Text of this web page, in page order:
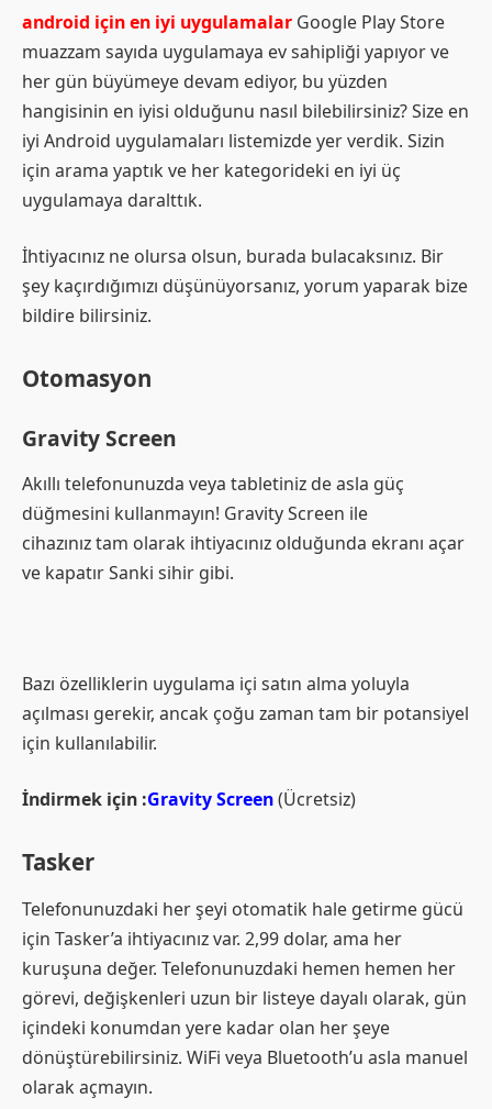
android için en iyi uygulamalar Google Play Store
muazzam sayıda uygulamaya ev sahipliği yapıyor ve
her gün büyümeye devam ediyor, bu yüzden
hangisinin en iyisi olduğunu nasıl bilebilirsiniz? Size en
iyi Android uygulamaları listemizde yer verdik. Sizin
için arama yaptık ve her kategorideki en iyi üç
uygulamaya daralttık.
İhtiyacınız ne olursa olsun, burada bulacaksınız. Bir
şey kaçırdığımızı düşünüyorsanız, yorum yaparak bize
bildire bilirsiniz.
Otomasyon
Gravity Screen
Akıllı telefonunuzda veya tabletiniz de asla güç
düğmesini kullanmayın! Gravity Screen ile
cihazınız tam olarak ihtiyacınız olduğunda ekranı açar
ve kapatır Sanki sihir gibi.
Bazı özelliklerin uygulama içi satın alma yoluyla
açılması gerekir, ancak çoğu zaman tam bir potansiyel
için kullanılabilir.
İndirmek için :Gravity Screen(Ücretsiz)
Tasker
Telefonunuzdaki her şeyi otomatik hale getirme gücü
için Tasker’a ihtiyacınız var. 2,99 dolar, ama her
kuruşuna değer. Telefonunuzdaki hemen hemen her
görevi, değişkenleri uzun bir listeye dayalı olarak, gün
içindeki konumdan yere kadar olan her şeye
dönüştürebilirsiniz. WiFi veya Bluetooth’u asla manuel
olarak açmayın.